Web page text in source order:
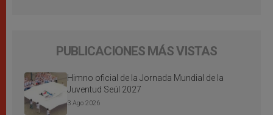
PUBLICACIONES MÁS VISTAS
Himno oficial de la Jornada Mundial de la
Juventud Seúl 2027
3 Ago 2026